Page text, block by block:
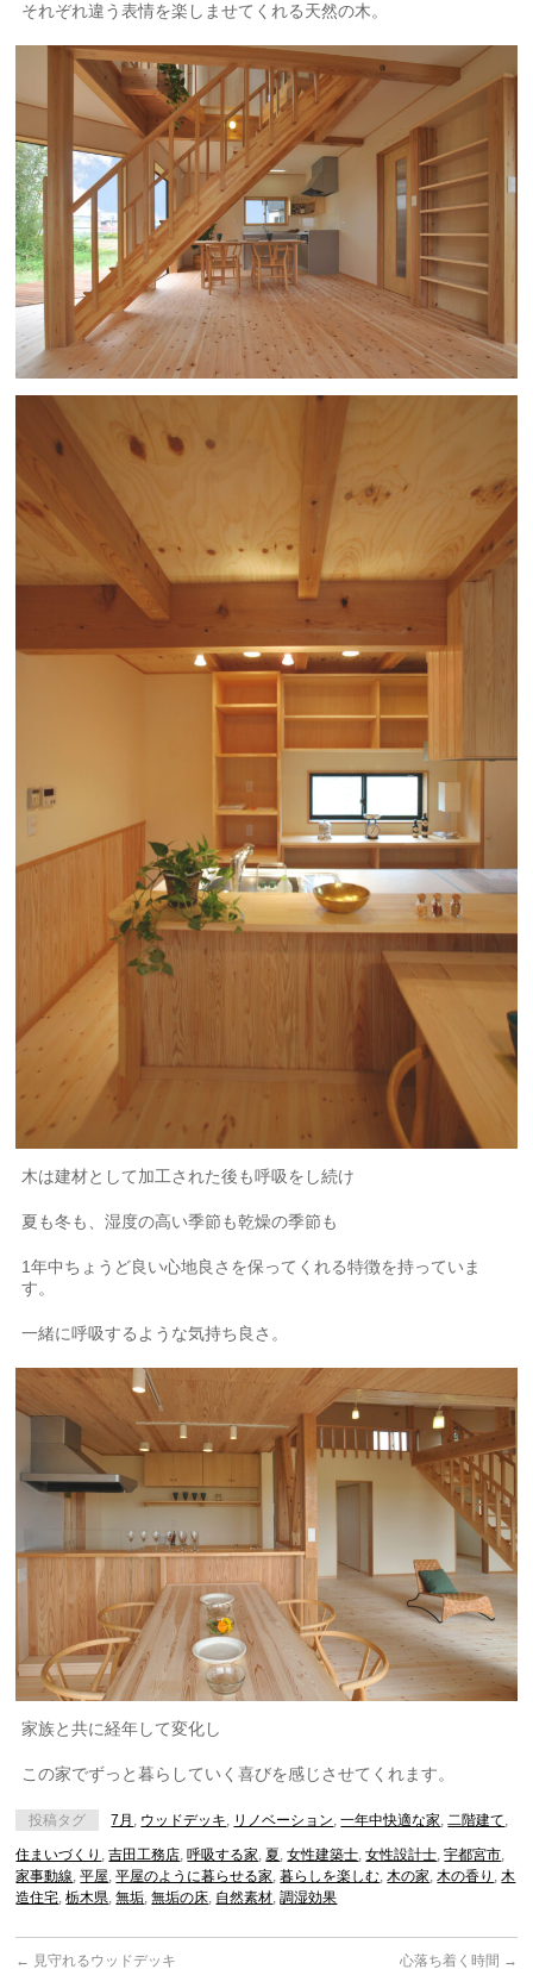
それぞれ違う表情を楽しませてくれる天然の木。
木は建材として加工された後も呼吸をし続け
夏も冬も、湿度の高い季節も乾燥の季節も
1年中ちょうど良い心地良さを保ってくれる特徴を持っていま
す。
一緒に呼吸するような気持ち良さ。
家族と共に経年して変化し
この家でずっと暮らしていく喜びを感じさせてくれます。
投稿タグ 7月 , ウッドデッキ, リノベーション,一年中快適な家,二階建て,
住まいづくり ,吉田工務店,呼吸する家,夏,女性建築士,女性設計士,宇都宮市,
家事動線,平屋,平屋のように暮らせる家,暮らしを楽しむ,木の家,木の香り ,木
造住宅,栃木県,無垢,無垢の床, 自然素材,調湿効果
← 見守れるウッドデッキ 心落ち着く時間 →